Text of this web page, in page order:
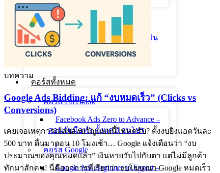
สถานที่เรียน
ขั้นตอนสมัครเรียน
นโยบายทางธุรกิจ และ การคืนเงิน
นโยบายความเป็นส่วนตัว
คอร์สทั้งหมด
คอร์ส Facebook
Facebook Ads Zero to Advance –
สอนจับมือทำ ตั้งแต่ 0 จนโปร
คอร์ส Google
Google Ads Beginner to Expert –
บทความ
Google Ads Bidding: แก้ “งบหมดเร็ว” (Clicks vs
Conversions)
เคยเจอเหตุการณ์สยองขวัญแบบนี้ไหมครับ? ตั้งงบยิงแอดวันละ
500 บาท ตื่นมาตอน 10 โมงเช้า… Google แจ้งเตือนว่า “งบ
ประมาณของคุณหมดแล้ว” เงินหายวับไปกับตา แต่ไม่มีลูกค้า
ทักมาสักคน! นี่คืออาการที่เรียกว่า งบโฆษณา Google หมดเร็ว